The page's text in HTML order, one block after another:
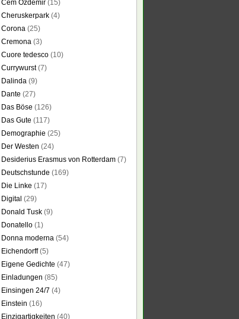
Cem Özdemir (15)
Cheruskerpark (4)
Corona (25)
Cremona (3)
Cuore tedesco (10)
Currywurst(7)
Dalinda (9)
Dante (27)
Das Böse (126)
Das Gute (117)
Demographie (25)
Der Westen (24)
Desiderius Erasmus von Rotterdam (7)
Deutschstunde (169)
Die Linke (17)
Digital (29)
Donald Tusk (9)
Donatello (1)
Donna moderna (54)
Eichendorff(5)
Eigene Gedichte (47)
Einladungen (85)
Einsingen 24/7 (4)
Einstein (16)
Einzigartigkeiten (40)